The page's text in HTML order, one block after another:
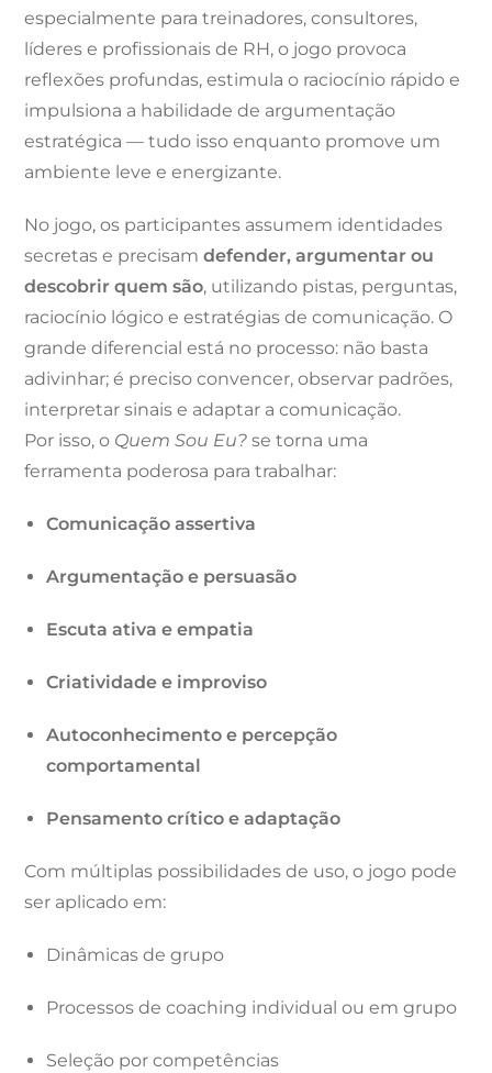
especialmente para treinadores, consultores,
líderes e profissionais de RH, o jogo provoca
reflexões profundas, estimula o raciocínio rápido e
impulsiona a habilidade de argumentação
estratégica — tudo isso enquanto promove um
ambiente leve e energizante.
No jogo, os participantes assumem identidades
secretas e precisamdefender, argumentar ou
descobrir quem são, utilizando pistas, perguntas,
raciocínio lógico e estratégias de comunicação. O
grande diferencial está no processo: não basta
adivinhar; é preciso convencer, observar padrões,
interpretar sinais e adaptar a comunicação.
Por isso, o Quem Sou Eu? se torna uma
ferramenta poderosa para trabalhar:
Comunicação assertiva
Argumentação e persuasão
Escuta ativa e empatia
Criatividade e improviso
Autoconhecimento e percepção
comportamental
Pensamento crítico e adaptação
Com múltiplas possibilidades de uso, o jogo pode
ser aplicado em:
Dinâmicas de grupo
Processos de coaching individual ou em grupo
Seleção por competências